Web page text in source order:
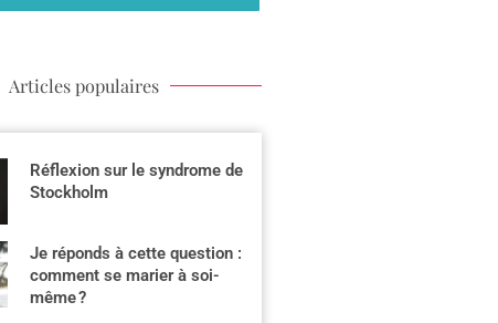
Articles populaires
Réflexion sur le syndrome de
Stockholm
Je réponds à cette question :
comment se marier à soi-
même ?